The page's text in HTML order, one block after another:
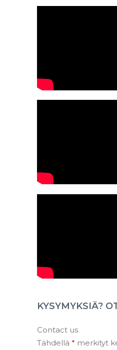
KYSYMYKSIÄ?
Contact us
Tähdellä * merkityt